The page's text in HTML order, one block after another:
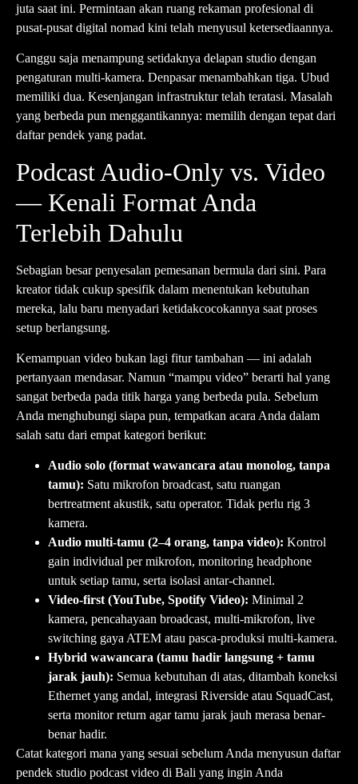
juta saat ini. Permintaan akan ruang rekaman profesional di
pusat-pusat digital nomad kini telah menyusul ketersediaannya.
Canggu saja menampung setidaknya delapan studio dengan
pengaturan multi-kamera. Denpasar menambahkan tiga. Ubud
memiliki dua. Kesenjangan infrastruktur telah teratasi. Masalah
yang berbeda pun menggantikannya: memilih dengan tepat dari
daftar pendek yang padat.
Podcast Audio-Only vs. Video
— Kenali Format Anda
Terlebih Dahulu
Sebagian besar penyesalan pemesanan bermula dari sini. Para
kreator tidak cukup spesifik dalam menentukan kebutuhan
mereka, lalu baru menyadari ketidakcocokannya saat proses
setup berlangsung.
Kemampuan video bukan lagi fitur tambahan — ini adalah
pertanyaan mendasar. Namun “mampu video” berarti hal yang
sangat berbeda pada titik harga yang berbeda pula. Sebelum
Anda menghubungi siapa pun, tempatkan acara Anda dalam
salah satu dari empat kategori berikut:
Audio solo (format wawancara atau monolog, tanpa
tamu): Satu mikrofon broadcast, satu ruangan
bertreatment akustik, satu operator. Tidak perlu rig 3
kamera.
Audio multi-tamu (2–4 orang, tanpa video): Kontrol
gain individual per mikrofon, monitoring headphone
untuk setiap tamu, serta isolasi antar-channel.
Video-first (YouTube, Spotify Video): Minimal 2
kamera, pencahayaan broadcast, multi-mikrofon, live
switching gaya ATEM atau pasca-produksi multi-kamera.
Hybrid wawancara (tamu hadir langsung + tamu
jarak jauh): Semua kebutuhan di atas, ditambah koneksi
Ethernet yang andal, integrasi Riverside atau SquadCast,
serta monitor return agar tamu jarak jauh merasa benar-
benar hadir.
Catat kategori mana yang sesuai sebelum Anda menyusun daftar
pendek studio podcast video di Bali yang ingin Anda